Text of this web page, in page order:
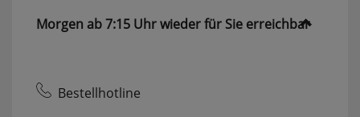
Morgen ab 7:15 Uhr wieder für Sie erreichbar
Bestellhotline